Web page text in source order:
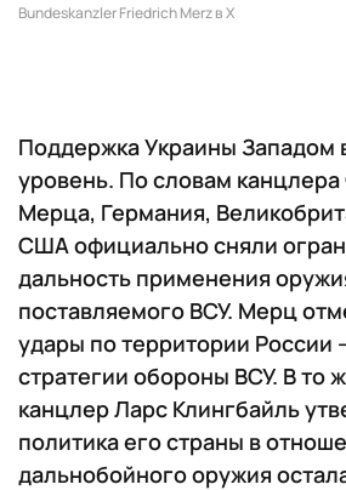
Bundeskanzler Friedrich Merz в X
Поддержка Украины Западом
уровень. По словам
Мерца, Германия,
США официально сняли
дальность применения
поставляемого ВСУ. Мерц
удары по территории России
стратегии обороны ВСУ. В то
канцлер Ларс Клингбайль
политика его страны в
дальнобойного оружия